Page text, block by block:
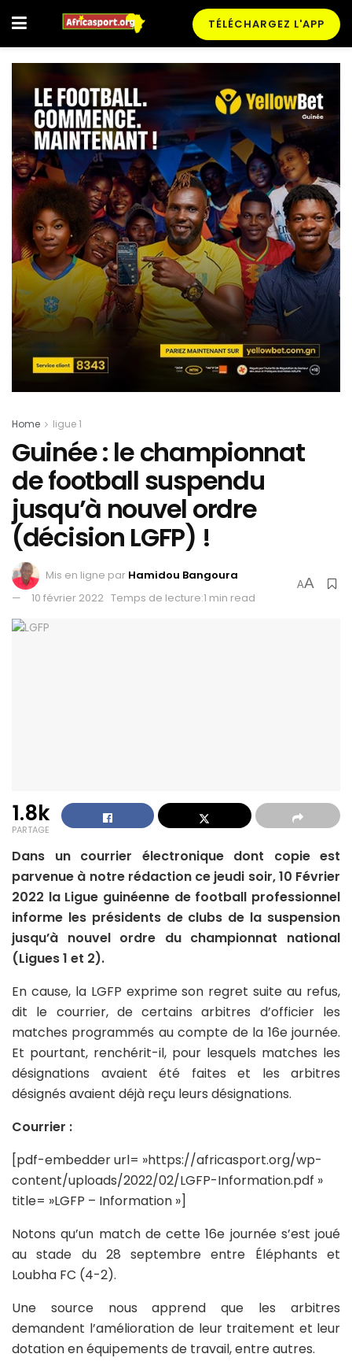
TÉLÉCHARGEZ L'APP
Home ligue 1
Guinée : le championnat
de football suspendu
jusqu’à nouvel ordre
(décision LGFP) !
Mis en ligne par Hamidou Bangoura
10 février 2022 Temps de lecture:1 min read
AA
1.8k
PARTAGE
Dans un courrier électronique dont copie est
parvenue à notre rédaction ce jeudi soir, 10 Février
2022 la Ligue guinéenne de football professionnel
informe les présidents de clubs de la suspension
jusqu’à nouvel ordre du championnat national
(Ligues 1 et 2).
En cause, la LGFP exprime son regret suite au refus,
dit le courrier, de certains arbitres d’officier les
matches programmés au compte de la 16e journée.
Et pourtant, renchérit-il, pour lesquels matches les
désignations avaient été faites et les arbitres
désignés avaient déjà reçu leurs désignations.
Courrier :
[pdf-embedder url= »https://africasport.org/wp-
content/uploads/2022/02/LGFP-Information.pdf »
title= »LGFP – Information »]
Notons qu’un match de cette 16e journée s’est joué
au stade du 28 septembre entre Éléphants et
Loubha FC (4-2).
Une source nous apprend que les arbitres
demandent l’amélioration de leur traitement et leur
dotation en équipements de travail, entre autres.